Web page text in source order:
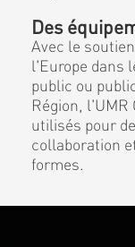
Des
Avec le
l'Europe dans
public ou
Région, l'UMR
utilisés pour
collaboration
formes.